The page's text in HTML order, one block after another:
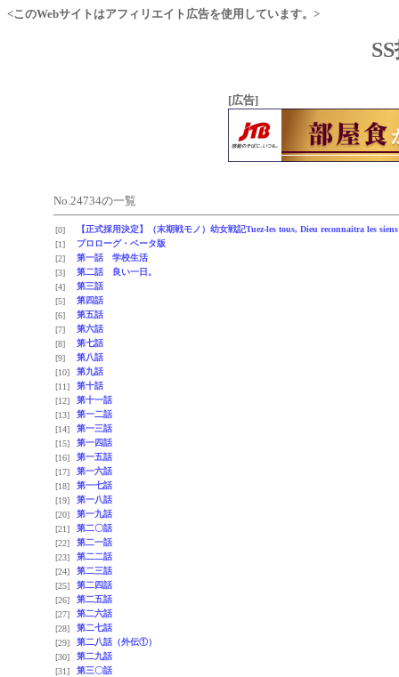
<このWebサイトはアフィリエイト広告を使用しています。>
[広告]
No.24734の一覧
[0]
【正式採用決定】（末期戦モノ）幼女戦記Tuez-les tous, Dieu reconnaitra les siens
[1]
プロローグ・ベータ版
[2]
第一話 学校生活
[3]
第二話 良い一日。
[4]
第三話
[5]
第四話
[6]
第五話
[7]
第六話
[8]
第七話
[9]
第八話
[10]
第九話
[11]
第十話
[12]
第十一話
[13]
第一二話
[14]
第一三話
[15]
第一四話
[16]
第一五話
[17]
第一六話
[18]
第一七話
[19]
第一八話
[20]
第一九話
[21]
第二〇話
[22]
第二一話
[23]
第二二話
[24]
第二三話
[25]
第二四話
[26]
第二五話
[27]
第二六話
[28]
第二七話
[29]
第二八話（外伝①）
[30]
第二九話
[31]
第三〇話